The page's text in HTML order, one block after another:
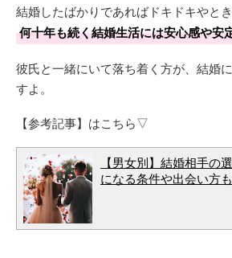
結婚したばかりであればドキドキやと
何十年も続く結婚生活には安心感や安
彼氏と一緒にいて落ち着く方が、結婚
すよ。
【参考記事】はこちら▽
【男女別】結婚相手の
になる条件や出会い方